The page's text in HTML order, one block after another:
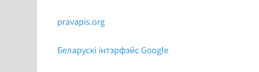
pravapis.org
Беларускі інтэрфэйс Google